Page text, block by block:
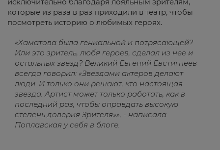
которые из раза в раз приходили в театр, чтобы
посмотреть историю о любимых героях.
«Хаматова была гениальной и потрясающей?
Или это зритель, любя героев, сделал из нее и
остальных звезд? Великий Евгений Евстигнеев
всегда говорил: «Звездами актеров делают
люди. И только они решают, кто настоящая
звезда. Артист может только работать, как в
последний раз, чтобы оправдать высокую
степень доверия Зрителя»», - написала
Поплавская у себя в блоге.